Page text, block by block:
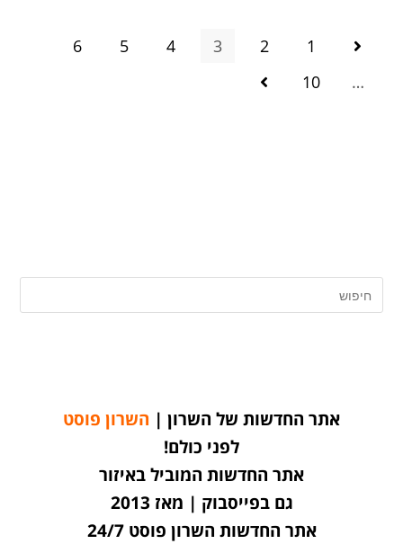
1
2
3
4
5
6
…
10
אתר החדשות של השרון | השרון פוסט
לפני כולם!
אתר החדשות המוביל באיזור
גם בפייסבוק | מאז 2013
אתר החדשות השרון פוסט 24/7